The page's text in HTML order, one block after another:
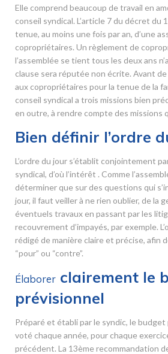
Elle comprend beaucoup de travail en
conseil syndical. L’article 7 du décret du
tenue, au moins une fois par an, d’une
copropriétaires. Un règlement de
l’assemblée se tient tous les deux ans
clause sera réputée non écrite. Avant
aux copropriétaires pour la tenue de la
conseil syndical a trois missions bien
en outre, à rendre compte des missions
Bien définir l’ordre
L’ordre du jour s’établit conjointement
syndical, d’où l’intérêt . Comme
déterminer que sur des questions qui
jour, il faut veiller à ne rien oublier, de la
éventuels travaux en passant par les
recouvrement d’impayés, par exemple.
rédigé de manière claire et précise, afin
“pour” ou “contre”.
Élaborer clairement le
prévisionnel
Préparé et établi par le syndic, le
voté chaque année, pour chaque
précédent. La 13ème recommandation